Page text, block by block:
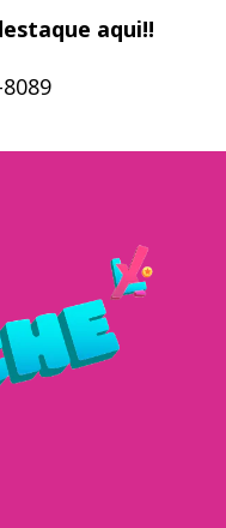
aqui!!